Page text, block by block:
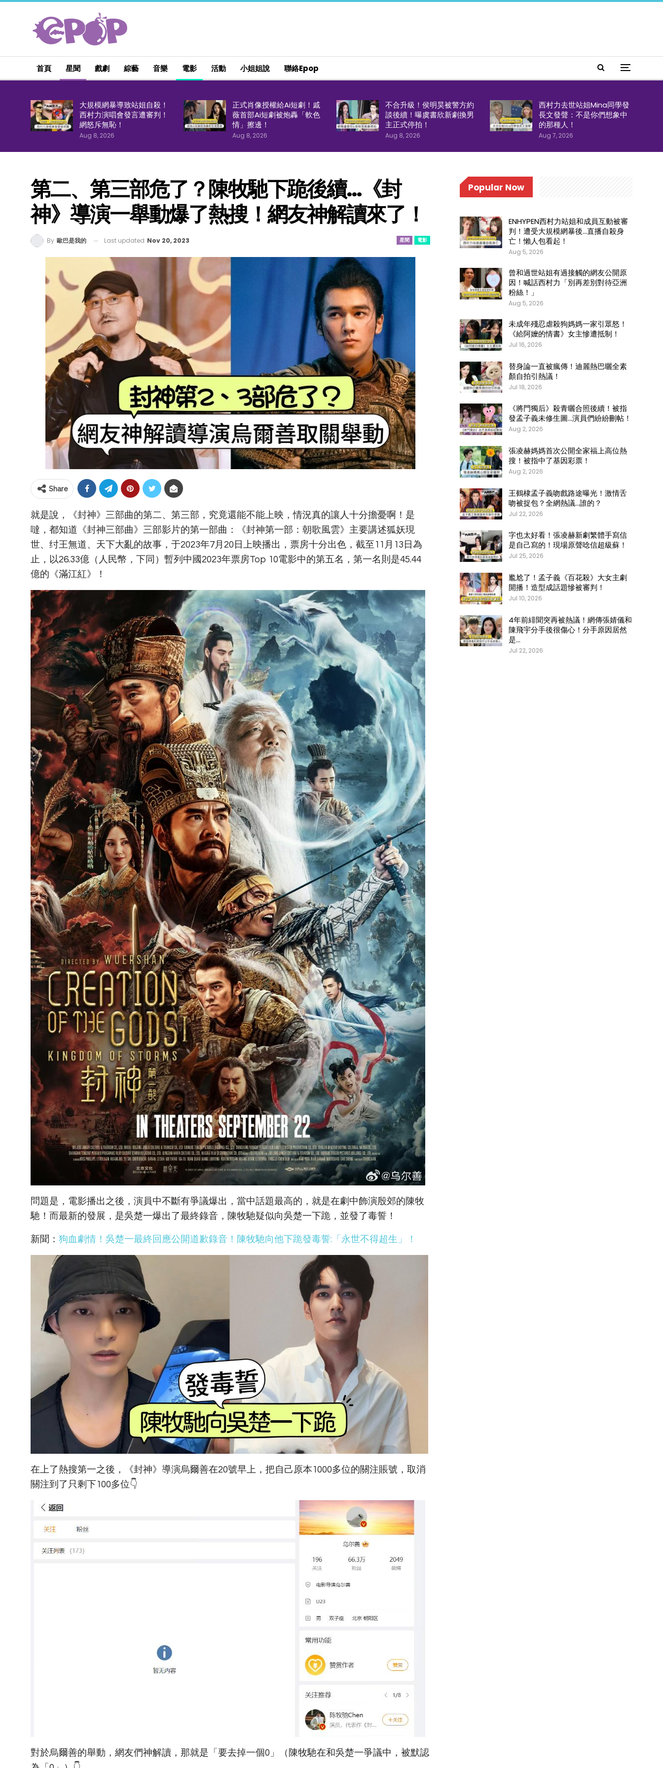
首頁 星聞 戲劇 綜藝 音樂 電影 活動 小姐姐說 聯絡epop
大規模網暴導致站姐自殺！
西村力演唱會發言遭審判！
網怒斥無恥！
Aug 8, 2026
正式肖像授權給Ai短劇！戚
薇首部Ai短劇被炮轟「軟色
情」擦邊！
Aug 8, 2026
不合升級！侯明昊被警方約
談後續！曝虞書欣新劇換男
主正式停拍！
Aug 8, 2026
西村力去世站姐Mina同學發
長文發聲：不是你們想象中
的那種人！
Aug 7, 2026
第二、第三部危了？陳牧馳下跪後續…《封
神》導演一舉動爆了熱搜！網友神解讀來了！
星聞 電影
By 歐巴是我的 Last updated Nov 20, 2023
Share
就是說，《封神》三部曲的第二、第三部，究竟還能不能上映，情況真的讓人十分擔憂啊！是
噠，都知道《封神三部曲》三部影片的第一部曲：《封神第一部：朝歌風雲》主要講述狐妖現
世、纣王無道、天下大亂的故事，于2023年7月20日上映播出，票房十分出色，截至11月13日為
止，以26.33億（人民幣，下同）暫列中國2023年票房Top 10電影中的第五名，第一名則是45.44
億的《滿江紅》！
問題是，電影播出之後，演員中不斷有爭議爆出，當中話題最高的，就是在劇中飾演殷郊的陳牧
馳！而最新的發展，是吳楚一爆出了最終錄音，陳牧馳疑似向吳楚一下跪，並發了毒誓！
新聞： 狗血劇情！吳楚一最終回應公開道歉錄音！陳牧馳向他下跪發毒誓:「永世不得超生」！
在上了熱搜第一之後，《封神》導演烏爾善在20號早上，把自己原本1000多位的關注賬號，取消
關注到了只剩下100多位👇
對於烏爾善的舉動，網友們神解讀，那就是「要去掉一個0」（陳牧馳在和吳楚一爭議中，被默認
Popular Now
ENHYPEN西村力站姐和成員互動被審
判！遭受大規模網暴後…直播自殺身
亡！懶人包看起！
Aug 5, 2026
曾和過世站姐有過接觸的網友公開原
因！喊話西村力「別再差別對待亞洲
粉絲！」
Aug 5, 2026
未成年殘忍虐殺狗媽媽一家引眾怒！
《給阿嬤的情書》女主慘遭抵制！
Jul 16, 2026
替身論一直被瘋傳！迪麗熱巴曬全素
顏自拍引熱議！
Jul 18, 2026
《將門獨后》殺青曬合照後續！被指
發孟子義未修生圖…演員們紛紛刪帖！
Aug 2, 2026
張凌赫媽媽首次公開全家福上高位熱
搜！被指中了基因彩票！
Aug 2, 2026
王鶴棣孟子義吻戲路途曝光！激情舌
吻被捉包？全網熱議…誰的？
Jul 22, 2026
字也太好看！張凌赫新劇繁體手寫信
是自己寫的！現場原聲唸信超級蘇！
Jul 25, 2026
尷尬了！孟子義《百花殺》大女主劇
開播！造型成話題慘被審判！
Jul 10, 2026
4年前緋聞突再被熱議！網傳張婧儀和
陳飛宇分手後很傷心！分手原因居然
是…
Jul 22, 2026